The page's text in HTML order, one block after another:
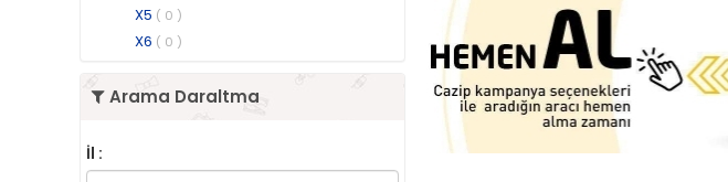
X5 ( 0 )
X6 ( 0 )
Arama Daraltma
İl :